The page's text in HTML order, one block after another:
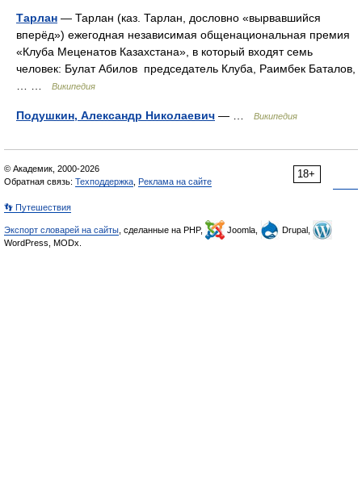
Тарлан — Тарлан (каз. Тарлан, дословно «вырвавшийся
вперёд») ежегодная независимая общенациональная премия
«Клуба Меценатов Казахстана», в который входят семь
человек: Булат Абилов председатель Клуба, Раимбек Баталов,
Википедия
Подушкин, Александр Николаевич — … Википедия
18+
© Академик, 2000-2026
Обратная связь: Техподдержка Реклама на сайте
👣 Путешествия
Экспорт словарей на сайты , сделанные на PHP, Joomla,
Drupal,
WordPress, MODx.